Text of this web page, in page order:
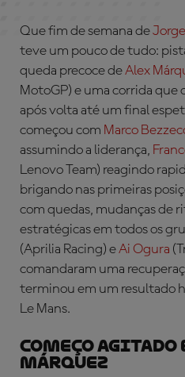
Que fim de semana de
teve um pouco de tudo:
queda precoce deAlex
MotoGP) e uma corrida que
após volta até um final
começou com Marco
assumindo a liderança,
Lenovo Team) reagindo
brigando nas primeiras
com quedas, mudanças de
estratégicas em todos os
(Aprilia Racing) eAi Ogura
comandaram uma
terminou em um resultado
Le Mans.
COMEÇO AGITADO
MÁRQUEZ